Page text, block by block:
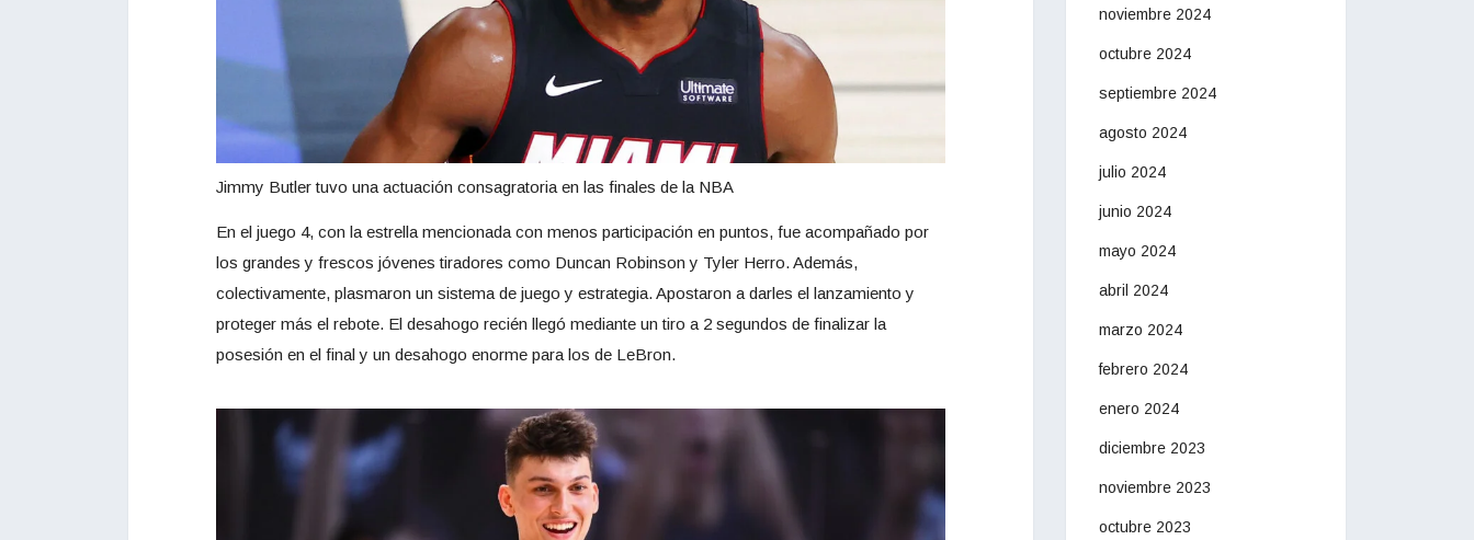
Jimmy Butler tuvo una actuación consagratoria en las finales de la NBA
En el juego 4, con la estrella mencionada con menos participación en puntos, fue acompañado por
los grandes y frescos jóvenes tiradores como Duncan Robinson y Tyler Herro. Además,
colectivamente, plasmaron un sistema de juego y estrategia. Apostaron a darles el lanzamiento y
proteger más el rebote. El desahogo recién llegó mediante un tiro a 2 segundos de finalizar la
posesión en el final y un desahogo enorme para los de LeBron.
noviembre 2024
octubre 2024
septiembre 2024
agosto 2024
julio 2024
junio 2024
mayo 2024
abril 2024
marzo 2024
febrero 2024
enero 2024
diciembre 2023
noviembre 2023
octubre 2023